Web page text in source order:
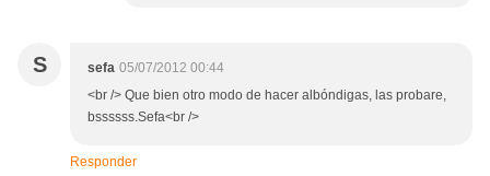
S sefa 05/07/2012 00:44
<br /> Que bien otro modo de hacer albóndigas, las probare,
bssssss.Sefa<br />
Responder